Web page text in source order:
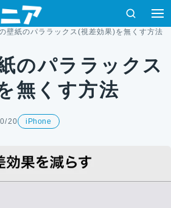
検索
壁紙のパララックス(視差効果)を無くす方法
のパララックス
無くす方法
20 iPhone